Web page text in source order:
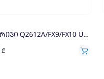
კარტრიჯი Q2612A/FX9/FX10 Universal
₾